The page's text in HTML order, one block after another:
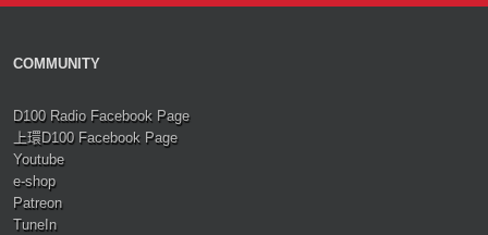
COMMUNITY
D100 Radio Facebook Page
上環D100 Facebook Page
Youtube
e-shop
Patreon
TuneIn